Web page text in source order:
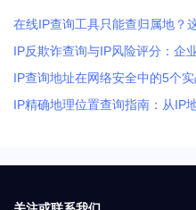
在线IP查询工具只能查归属地？
IP反欺诈查询与IP风险评分：企
IP查询地址在网络安全中的5个
IP精确地理位置查询指南：从IP